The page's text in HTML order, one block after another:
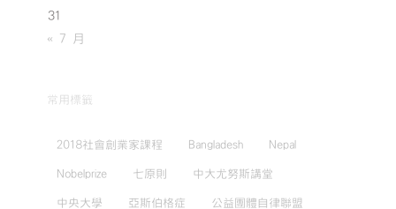
31
« 7 月
常用標籤
2018社會創業家課程 Bangladesh Nepal
Nobelprize 七原則 中大尤努斯講堂
中央大學 亞斯伯格症 公益團體自律聯盟